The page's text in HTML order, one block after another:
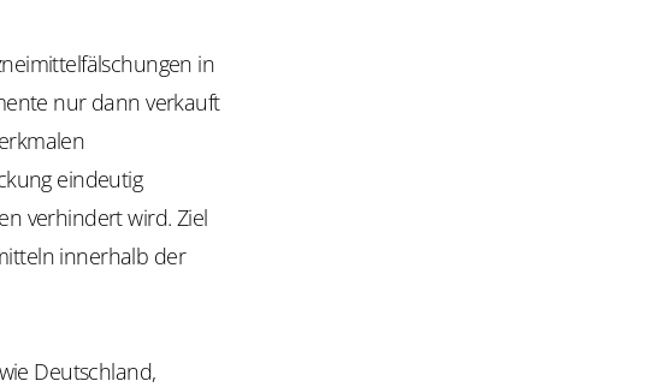
in
nur dann verkauft
eindeutig
verhindert wird. Ziel
innerhalb der
Deutschland,